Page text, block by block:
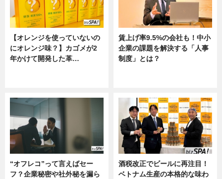
【オレンジを使っていないの
にオレンジ味？】カゴメが2
年かけて開発した革…
賃上げ率9.5%の会社も！中小
企業の課題を解決する「人事
制度」とは？
“オフレコ”って言えばセー
フ？企業秘密や社外秘を漏ら
酒税改正でビールに再注目！
ベトナム生産の本格的な味わ